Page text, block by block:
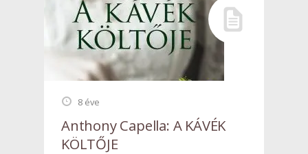
8 éve
Anthony Capella: A KÁVÉK
KÖLTŐJE